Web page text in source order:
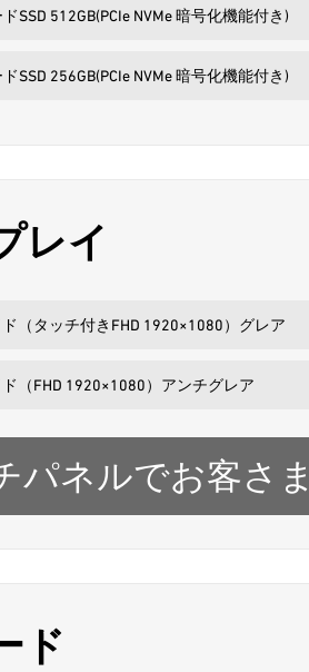
SSD 512GB(PCIe NVMe 暗号化機能付き)
SSD 256GB(PCIe NVMe 暗号化機能付き)
レイ
（タッチ付きFHD 1920×1080）グレア
（FHD 1920×1080）アンチグレア
パネルでお客さ
ド